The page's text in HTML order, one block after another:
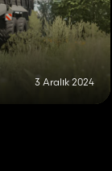
3 Aralık 2024